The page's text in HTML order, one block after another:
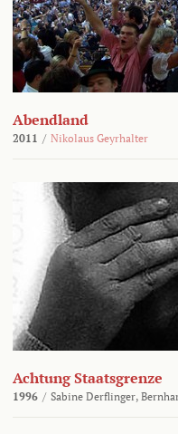
Abendland
2011 / Nikolaus Geyrhalter
Achtung Staatsgrenze
1996 / Sabine Derflinger,